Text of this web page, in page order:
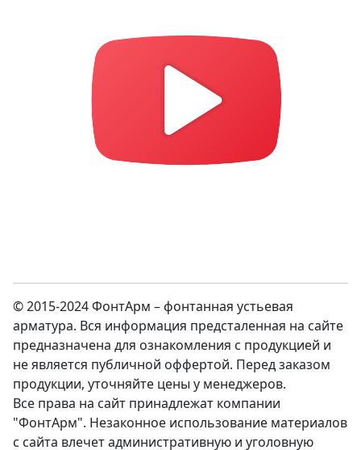
© 2015-2024 ФонтАрм – фонтанная устьевая
арматура. Вся информация предсталенная на сайте
предназначена для ознакомления с продукцией и
не является публичной оффертой. Перед заказом
продукции, уточняйте цены у менеджеров.
Все права на сайт принадлежат компании
"ФонтАрм". Незаконное использование материалов
с сайта влечет административную и уголовную